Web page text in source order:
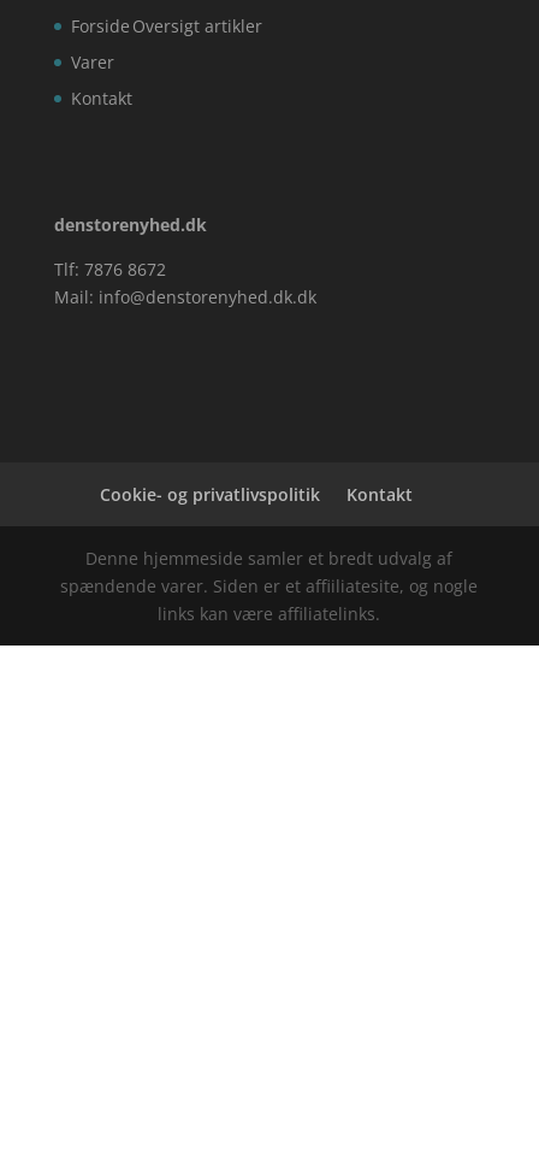
Forside
Varer
Kontakt
Oversigt artikler
denstorenyhed.dk
Tlf: 7876 8672
Mail: info@denstorenyhed.dk.dk
Cookie- og privatlivspolitik Kontakt
Denne hjemmeside samler et bredt udvalg af
spændende varer. Siden er et affiiliatesite, og nogle
links kan være affiliatelinks.